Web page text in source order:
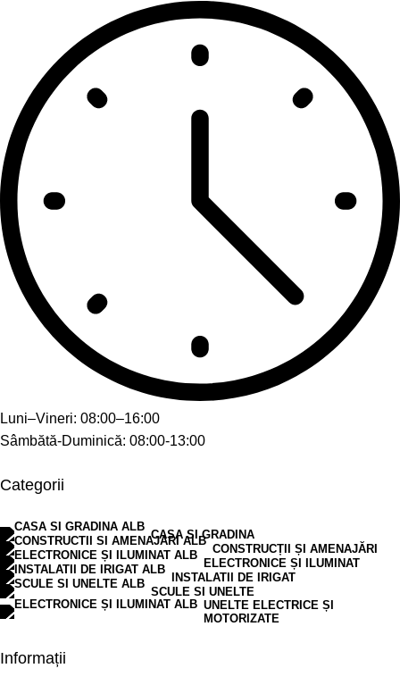
Luni–Vineri: 08:00–16:00
Sâmbătă-Duminică: 08:00-13:00
Categorii
CASA SI GRADINA
CONSTRUCȚII ȘI AMENAJĂRI
ELECTRONICE ȘI ILUMINAT
INSTALATII DE IRIGAT
SCULE SI UNELTE
UNELTE ELECTRICE ȘI
MOTORIZATE
Informații